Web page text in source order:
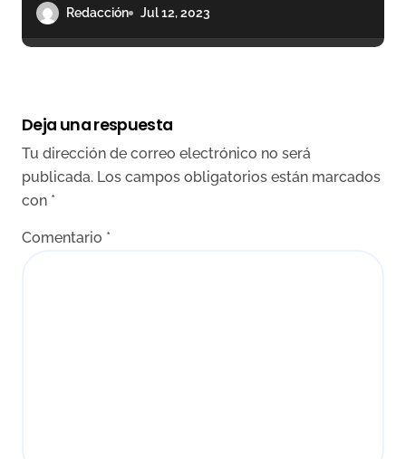
Redacción Jul 12, 2023
Deja una respuesta
Tu dirección de correo electrónico no será
publicada. Los campos obligatorios están marcados
con *
Comentario *